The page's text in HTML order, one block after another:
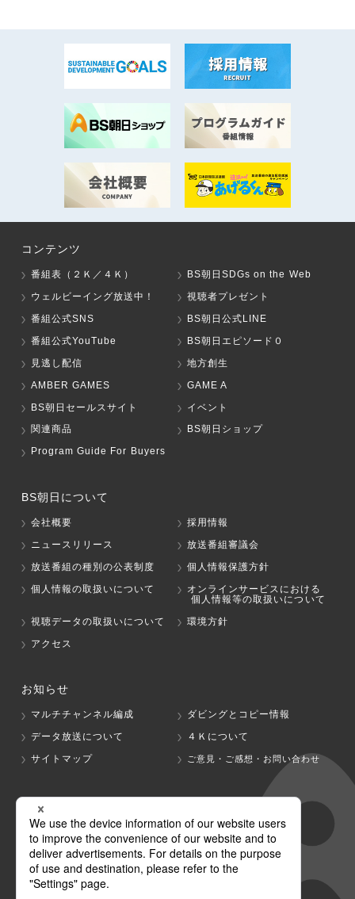
コンテンツ
番組表（２Ｋ／４Ｋ）
BS朝日SDGs on the Web
ウェルビーイング放送中！
視聴者プレゼント
番組公式SNS
BS朝日公式LINE
番組公式YouTube
BS朝日エピソード０
見逃し配信
地方創生
AMBER GAMES
GAME A
BS朝日セールスサイト
イベント
関連商品
BS朝日ショップ
Program Guide For Buyers
BS朝日について
会社概要
採用情報
ニュースリリース
放送番組審議会
放送番組の種別の公表制度
個人情報保護方針
個人情報の取扱いについて
オンラインサービスにおける
個人情報等の取扱いについて
視聴データの取扱いについて
環境方針
アクセス
お知らせ
マルチチャンネル編成
ダビングとコピー情報
データ放送について
４Ｋについて
サイトマップ
ご意見・ご感想・お問い合わせ
グループ会社
テレビ朝日 テレ朝チャンネル